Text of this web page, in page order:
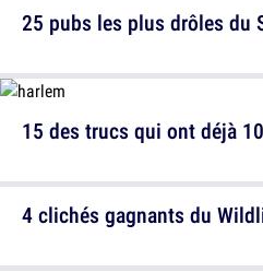
15 des trucs qui ont déjà
25 pubs les plus drôles du
4 clichés gagnants du